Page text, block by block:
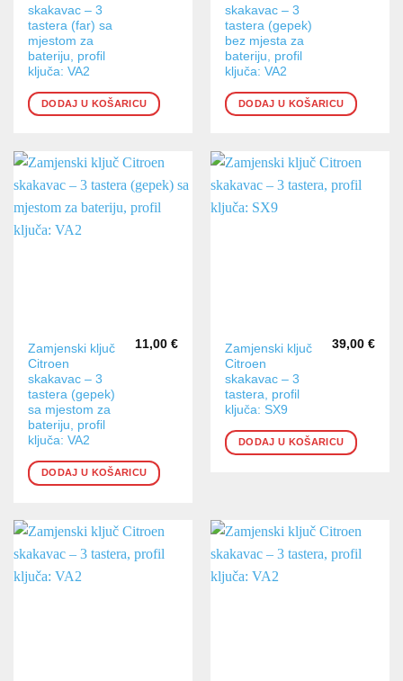
skakavac – 3
tastera (far) sa
mjestom za
bateriju, profil
ključa: VA2
DODAJ U KOŠARICU
skakavac – 3
tastera (gepek)
bez mjesta za
bateriju, profil
ključa: VA2
DODAJ U KOŠARICU
Zamjenski ključ
Citroen
skakavac – 3
tastera (gepek)
sa mjestom za
bateriju, profil
ključa: VA2
11,00 €
DODAJ U KOŠARICU
Zamjenski ključ
Citroen
skakavac – 3
tastera, profil
ključa: SX9
39,00 €
DODAJ U KOŠARICU